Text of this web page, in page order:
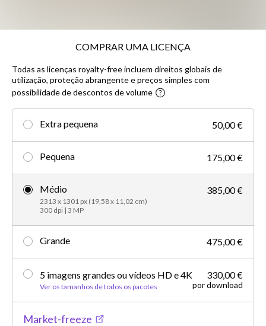
COMPRAR UMA LICENÇA
Todas as licenças royalty-free incluem direitos globais de
utilização, proteção abrangente e preços simples com
possibilidade de descontos de volume
Extra pequena 50,00 €
Pequena 175,00 €
Médio
2313 x 1301 px (19,58 x 11,02 cm)
300 dpi | 3 MP
385,00 €
Grande 475,00 €
5 imagens grandes ou vídeos HD e 4K
Ver os tamanhos de todos os pacotes
330,00 €
por download
Market-freeze